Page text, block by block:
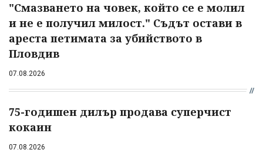
"Смазването на човек, който се е молил
и не е получил милост." Съдът остави в
ареста петимата за убийството в
Пловдив
07.08.2026
75-годишен дилър продава суперчист
кокаин
07.08.2026